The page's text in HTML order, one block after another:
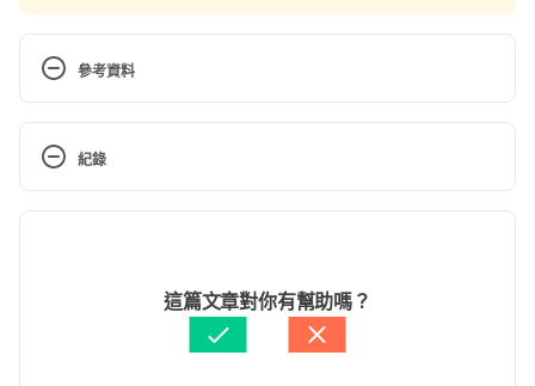
參考資料
微豈不足道 ─ 微生物汙染的危害（國研院科研中心）
https://ejournal.stpi.narl.org.tw/sd/download?
source=10312-03.pdf&vlId=EA16BA17-DB3D-
認識黃麴毒素（彰化縣衛生局）
https://www.chshb.gov.tw/node/219113730
Accessed March 01, 2022
紀錄
文子齊
Hello 醫師
張凱安 Kyle Chang
這篇文章對你有幫助嗎？